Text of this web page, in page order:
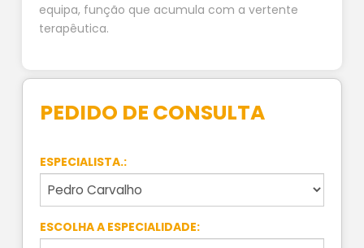
equipa, função que acumula com a vertente
terapêutica.
PEDIDO DE CONSULTA
ESPECIALISTA.:
ESCOLHA A ESPECIALIDADE: